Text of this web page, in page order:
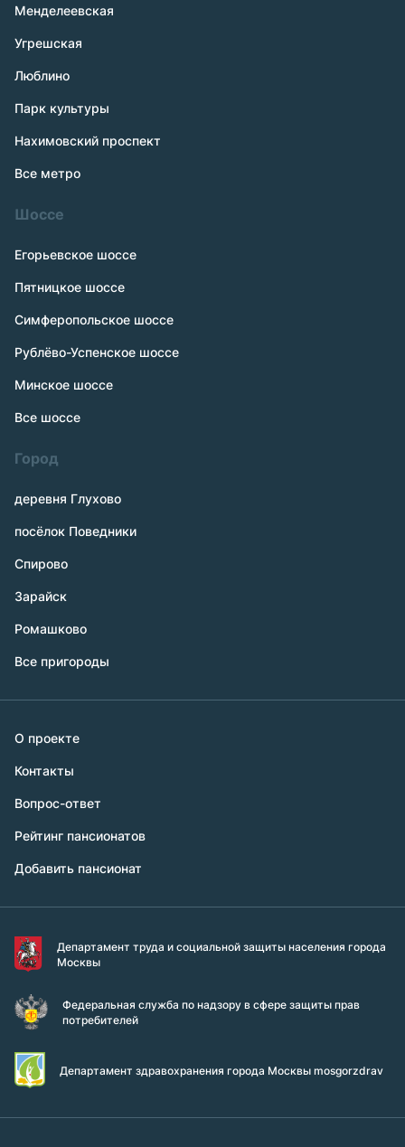
Менделеевская
Угрешская
Люблино
Парк культуры
Нахимовский проспект
Все метро
Шоссе
Егорьевское шоссе
Пятницкое шоссе
Симферопольское шоссе
Рублёво-Успенское шоссе
Минское шоссе
Все шоссе
Город
деревня Глухово
посёлок Поведники
Спирово
Зарайск
Ромашково
Все пригороды
О проекте
Контакты
Вопрос-ответ
Рейтинг пансионатов
Добавить пансионат
Департамент труда и социальной защиты населения города
Москвы
Федеральная служба по надзору в сфере защиты прав
потребителей
Департамент здравохранения города Москвы mosgorzdrav